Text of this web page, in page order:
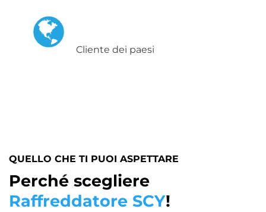
Cliente dei paesi
QUELLO CHE TI PUOI ASPETTARE
Perché scegliere
Raffreddatore SCY!